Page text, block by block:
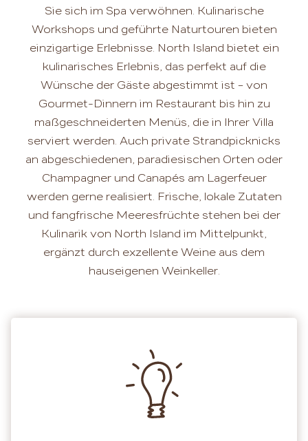
Sie sich im Spa verwöhnen. Kulinarische
Workshops und geführte Naturtouren bieten
einzigartige Erlebnisse. North Island bietet ein
kulinarisches Erlebnis, das perfekt auf die
Wünsche der Gäste abgestimmt ist – von
Gourmet-Dinnern im Restaurant bis hin zu
maßgeschneiderten Menüs, die in Ihrer Villa
serviert werden. Auch private Strandpicknicks
an abgeschiedenen, paradiesischen Orten oder
Champagner und Canapés am Lagerfeuer
werden gerne realisiert. Frische, lokale Zutaten
und fangfrische Meeresfrüchte stehen bei der
Kulinarik von North Island im Mittelpunkt,
ergänzt durch exzellente Weine aus dem
hauseigenen Weinkeller.